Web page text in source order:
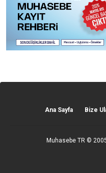
Ana Sayfa Bize
Muhasebe TR ©